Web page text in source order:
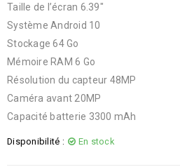
Taille de l’écran 6.39″
Système Android 10
Stockage 64 Go
Mémoire RAM 6 Go
Résolution du capteur 48MP
Caméra avant 20MP
Capacité batterie 3300 mAh
Disponibilité : En stock